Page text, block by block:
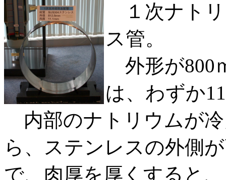
１次ナトリ
ス管。
外形が800
は、わずか
内部のナトリウムが
ら、ステンレスの外側
で、肉厚を厚くすると